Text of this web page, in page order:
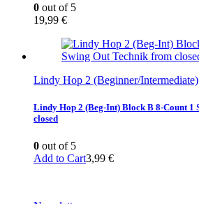
0 out of 5
19,99 €
Lindy Hop 2 (Beginner/Intermediate)
Lindy Hop 2 (Beg-Int) Block B 8-Count 1
closed
0 out of 5
Add to Cart3,99 €